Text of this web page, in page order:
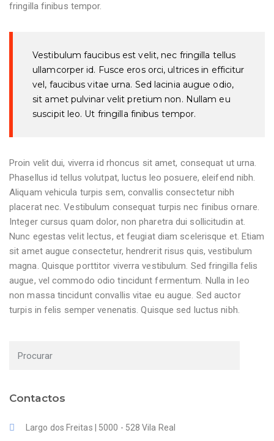
fringilla finibus tempor.
Vestibulum faucibus est velit, nec fringilla tellus
ullamcorper id. Fusce eros orci, ultrices in efficitur
vel, faucibus vitae urna. Sed lacinia augue odio,
sit amet pulvinar velit pretium non. Nullam eu
suscipit leo. Ut fringilla finibus tempor.
Proin velit dui, viverra id rhoncus sit amet, consequat ut urna.
Phasellus id tellus volutpat, luctus leo posuere, eleifend nibh.
Aliquam vehicula turpis sem, convallis consectetur nibh
placerat nec. Vestibulum consequat turpis nec finibus ornare.
Integer cursus quam dolor, non pharetra dui sollicitudin at.
Nunc egestas velit lectus, et feugiat diam scelerisque et. Etiam
sit amet augue consectetur, hendrerit risus quis, vestibulum
magna. Quisque porttitor viverra vestibulum. Sed fringilla felis
augue, vel commodo odio tincidunt fermentum. Nulla in leo
non massa tincidunt convallis vitae eu augue. Sed auctor
turpis in felis semper venenatis. Quisque sed luctus nibh.
Contactos
Largo dos Freitas | 5000 - 528 Vila Real